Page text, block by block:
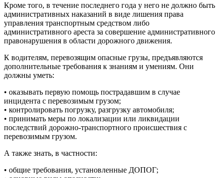
Кроме того, в течение последнего года у него не должно быть
административных наказаний в виде лишения права
управления транспортным средством либо
административного ареста за совершение административного
правонарушения в области дорожного движения.
К водителям, перевозящим опасные грузы, предъявляются
дополнительные требования к знаниям и умениям. Они
должны уметь:
• оказывать первую помощь пострадавшим в случае
инцидента с перевозимым грузом;
• контролировать погрузку, разгрузку автомобиля;
• принимать меры по локализации или ликвидации
последствий дорожно-транспортного происшествия с
перевозимым грузом.
А также знать, в частности:
• общие требования, установленные ДОПОГ;